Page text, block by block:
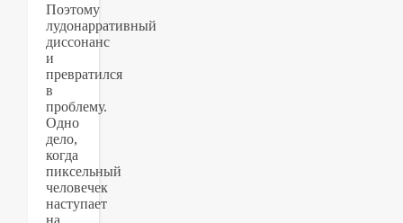
Поэтому
лудонарративный
диссонанс
и
превратился
в
проблему.
Одно
дело,
когда
пиксельный
человечек
наступает
на